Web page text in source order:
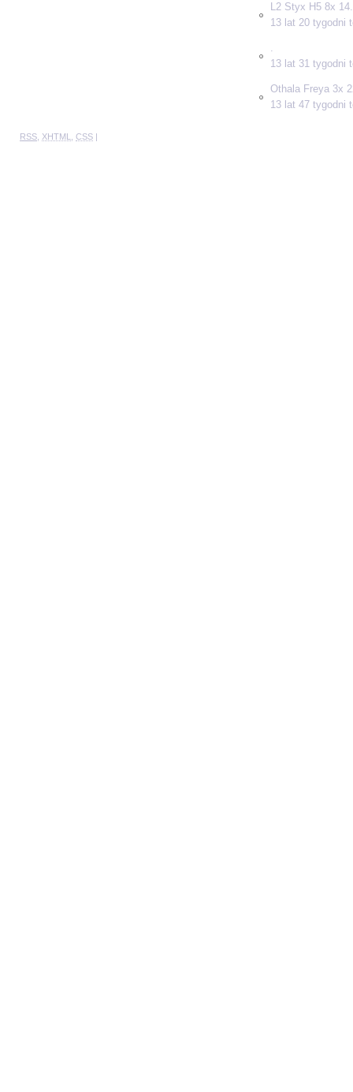
L2 Styx H5 8x
13 lat 20 tygodni
.
13 lat 31 tygodni
Othala Freya 3x
13 lat 47 tygodni
RSS XHTML CSS